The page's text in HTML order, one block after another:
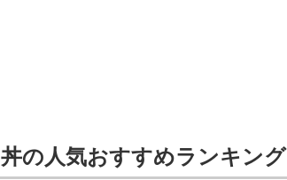
の人気おすすめランキング